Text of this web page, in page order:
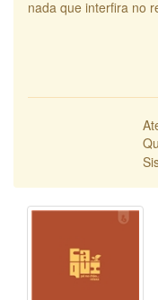
nada que interfira no